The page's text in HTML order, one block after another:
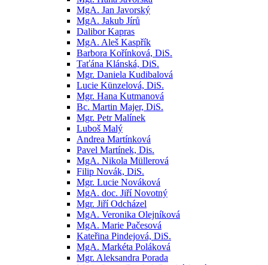
MgA. Jan Javorský
MgA. Jakub Jírů
Dalibor Kapras
MgA. Aleš Kaspřík
Barbora Kořínková, DiS.
Taťána Klánská, DiS.
Mgr. Daniela Kudibalová
Lucie Künzelová, DiS.
Mgr. Hana Kutmanová
Bc. Martin Majer, DiS.
Mgr. Petr Malínek
Luboš Malý
Andrea Martínková
Pavel Martínek, Dis.
MgA. Nikola Müllerová
Filip Novák, DiS.
Mgr. Lucie Nováková
MgA. doc. Jiří Novotný
Mgr. Jiří Odcházel
MgA. Veronika Olejníková
MgA. Marie Pačesová
Kateřina Pindejová, DiS.
MgA. Markéta Poláková
Mgr. Aleksandra Porada